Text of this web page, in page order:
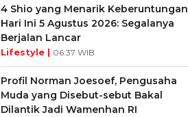
4 Shio yang Menarik Keberuntungan
Hari Ini 5 Agustus 2026: Segalanya
Berjalan Lancar
Lifestyle | 06:37 WIB
Profil Norman Joesoef, Pengusaha
Muda yang Disebut-sebut Bakal
Dilantik Jadi Wamenhan RI